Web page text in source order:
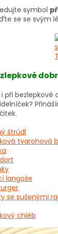
symbol
se se svým
i při
štrúdl
tvarohová
langoše
se sušenými
chléb